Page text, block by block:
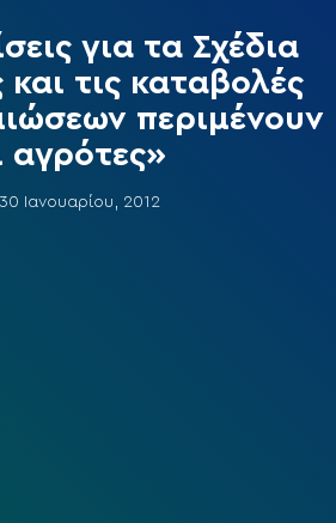
για τα Σχέδια
τις καταβολές
περιμένουν
αγρότες»
30 Ιανουαρίου, 2012